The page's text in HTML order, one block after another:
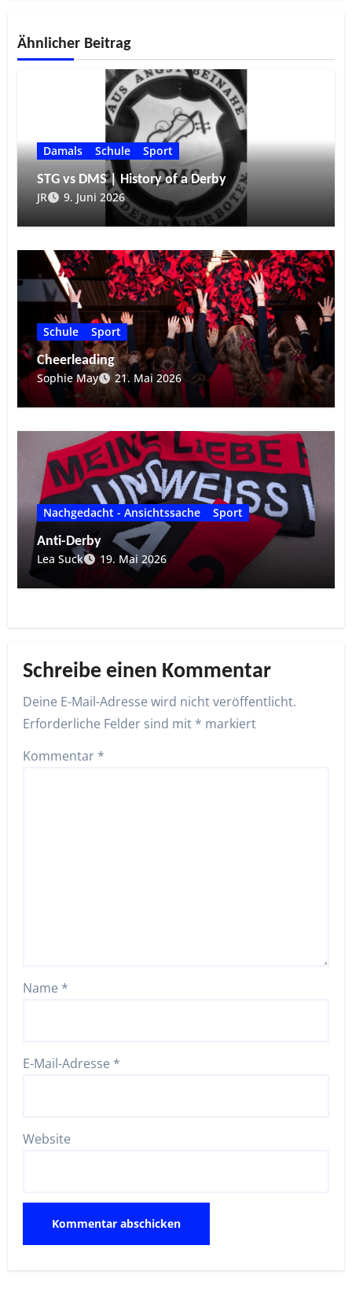
Ähnlicher Beitrag
Damals Schule
Sport
STG vs DMS | History of a Derby
JR
9. Juni 2026
Schule
Sport
Cheerleading
Sophie May
21. Mai 2026
Nachgedacht - Ansichtssache
Sport
Anti-Derby
Lea Suck
19. Mai 2026
Schreibe einen Kommentar
Deine E-Mail-Adresse wird nicht veröffentlicht.
Erforderliche Felder sind mit * markiert
Kommentar *
Name *
E-Mail-Adresse *
Website